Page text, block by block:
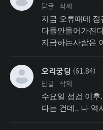
답글 삭제
지금 오류때메 점
다들안들어가진
지금하는사람은
오리궁딩 (61.84)
답글 삭제
수요일 점검 이
다는 건데.. 나 역